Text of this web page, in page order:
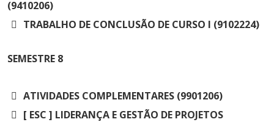
(9410206)
TRABALHO DE CONCLUSÃO DE CURSO I (9102224)
SEMESTRE 8
ATIVIDADES COMPLEMENTARES (9901206)
[ ESC ] LIDERANÇA E GESTÃO DE PROJETOS